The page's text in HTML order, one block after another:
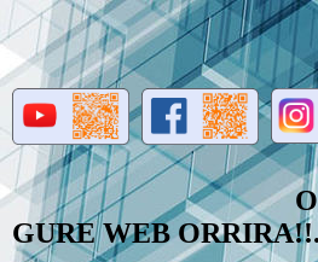
ONGI
GURE WEB ORRIRA!!.